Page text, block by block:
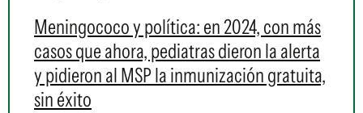
Meningococo y política: en 2024, con más
casos que ahora, pediatras dieron la alerta
y pidieron al MSP la inmunización gratuita,
sin éxito